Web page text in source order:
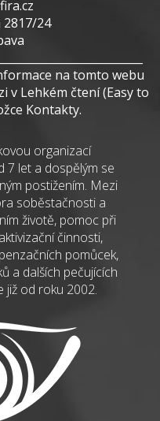
2817/24
na tomto webu
v Lehkém čtení (Easy to
Kontakty.
organizací
7 let a dospělým se
postižením. Mezi
soběstačnosti a
životě, pomoc při
činnosti,
pomůcek,
a dalších pečujících
již od roku 2002.